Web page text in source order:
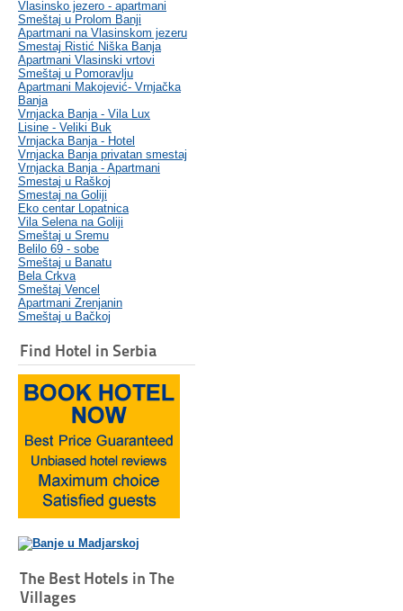
Vlasinsko jezero - apartmani
Smeštaj u Prolom Banji
Apartmani na Vlasinskom jezeru
Smestaj Ristić Niška Banja
Apartmani Vlasinski vrtovi
Smeštaj u Pomoravlju
Apartmani Makojević- Vrnjačka
Banja
Vrnjacka Banja - Vila Lux
Lisine - Veliki Buk
Vrnjacka Banja - Hotel
Vrnjacka Banja privatan smestaj
Vrnjacka Banja - Apartmani
Smestaj u Raškoj
Smestaj na Goliji
Eko centar Lopatnica
Vila Selena na Goliji
Smeštaj u Sremu
Belilo 69 - sobe
Smeštaj u Banatu
Bela Crkva
Smeštaj Vencel
Apartmani Zrenjanin
Smeštaj u Bačkoj
Find Hotel in Serbia
The Best Hotels in The
Villages